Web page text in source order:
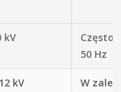
kV
50 Hz
kV
W